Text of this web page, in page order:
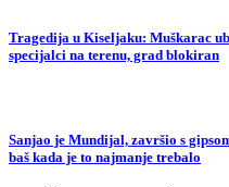
Tragedija u Kiseljaku: Muškarac
specijalci na terenu, grad blokiran
Sanjao je Mundijal, završio s
baš kada je to najmanje trebalo